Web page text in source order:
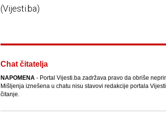
(Vijesti.ba)
Chat čitatelja
NAPOMENA- Portal Vijesti.ba zadržava pravo da obriše
Mišljenja iznešena u chatu nisu stavovi redakcije portala
čitanje.